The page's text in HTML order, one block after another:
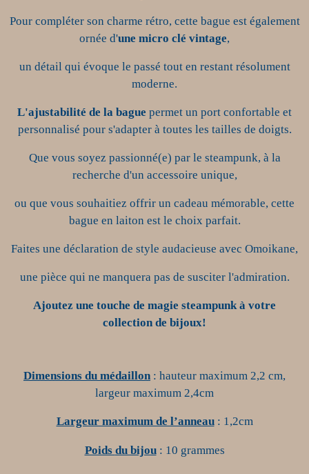
Pour compléter son charme rétro, cette bague est également
ornée d'une micro clé vintage,
un détail qui évoque le passé tout en restant résolument
moderne.
L'ajustabilité de la bague permet un port confortable et
personnalisé pour s'adapter à toutes les tailles de doigts.
Que vous soyez passionné(e) par le steampunk, à la
recherche d'un accessoire unique,
ou que vous souhaitiez offrir un cadeau mémorable, cette
bague en laiton est le choix parfait.
Faites une déclaration de style audacieuse avec Omoikane,
une pièce qui ne manquera pas de susciter l'admiration.
Ajoutez une touche de magie steampunk à votre
collection de bijoux!
Dimensions du médaillon : hauteur maximum 2,2 cm,
largeur maximum 2,4cm
Largeur maximum de l’anneau: 1,2cm
Poids du bijou: 10 grammes